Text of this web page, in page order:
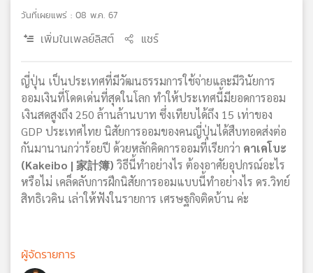
ข่าย
วันที่เผยแพร่ : 08 พ.ค. 67
เพิ่มในเพลย์ลิสต์ แชร์
ญี่ปุ่น เป็นประเทศที่มีวัฒนธรรมการใช้จ่ายและมีวินัยการ
ออมเงินที่โดดเด่นที่สุดในโลก ทำให้ประเทศนี้มียอดการออม
เงินสดสูงถึง 250 ล้านล้านบาท ซึ่งเทียบได้ถึง 15 เท่าของ
GDP ประเทศไทย นิสัยการออมของคนญี่ปุ่นได้สืบทอดส่งต่อ
กันมานานกว่าร้อยปี ด้วยหลักคิดการออมที่เรียกว่า คาเคโบะ
(Kakeibo | 家計簿) วิธีนี้ทำอย่างไร ต้องอาศัยอุปกรณ์อะไร
หรือไม่ เคล็ดลับการฝึกนิสัยการออมแบบนี้ทำอย่างไร ดร.วิทย์
สิทธิเวคิน เล่าให้ฟังในรายการ เศรษฐกิจติดบ้าน ค่ะ
ผู้จัดรายการ